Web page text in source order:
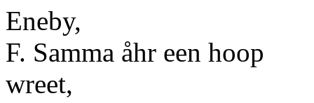
F. Samma åhr een hoop